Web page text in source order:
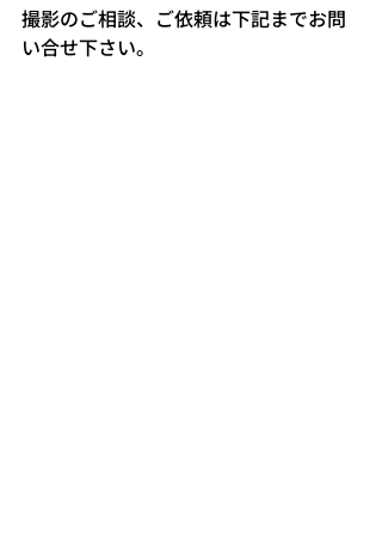
撮影のご相談、ご依頼は下記までお問
い合せ下さい。